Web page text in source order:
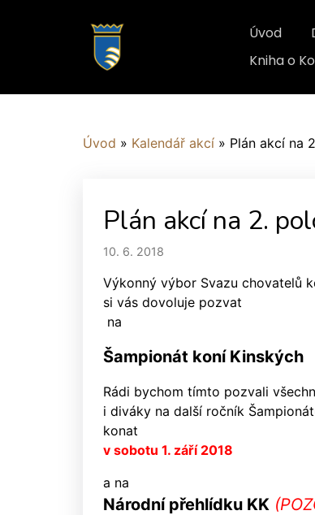
Úvod
Kniha o
Úvod » Kalendář akcí » Plán akcí na
Plán akcí na 2.
10. 6. 2018
Výkonný výbor Svazu chovatelů
si vás dovoluje pozvat
na
Šampionát koní Kinských
Rádi bychom tímto pozvali
i diváky na další ročník
konat
v sobotu 1. září 2018
a na
Národní přehlídku KK